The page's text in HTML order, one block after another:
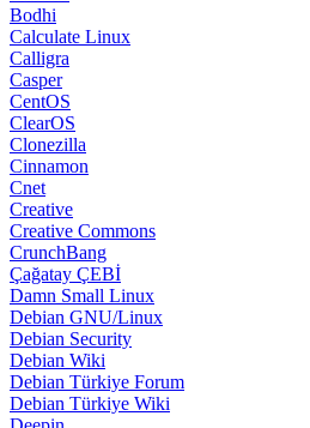
Bodhi
Calculate Linux
Calligra
Casper
CentOS
ClearOS
Clonezilla
Cinnamon
Cnet
Creative
Creative Commons
CrunchBang
Çağatay ÇEBİ
Damn Small Linux
Debian GNU/Linux
Debian Security
Debian Wiki
Debian Türkiye Forum
Debian Türkiye Wiki